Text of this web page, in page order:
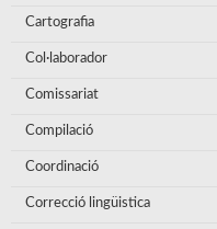
Cartografia
Col·laborador
Comissariat
Compilació
Coordinació
Correcció lingüistica